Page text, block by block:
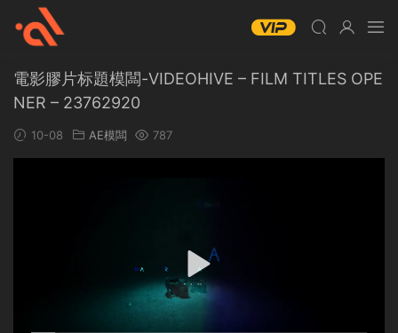
電影膠片标題模闆-VIDEOHIVE – FILM TITLES OPE
NER – 23762920
10-08 AE模闆 787